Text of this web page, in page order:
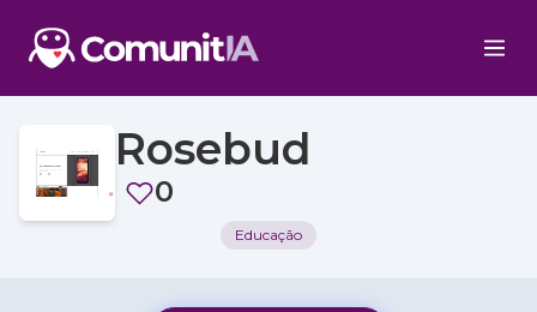
Rosebud
0
Educação